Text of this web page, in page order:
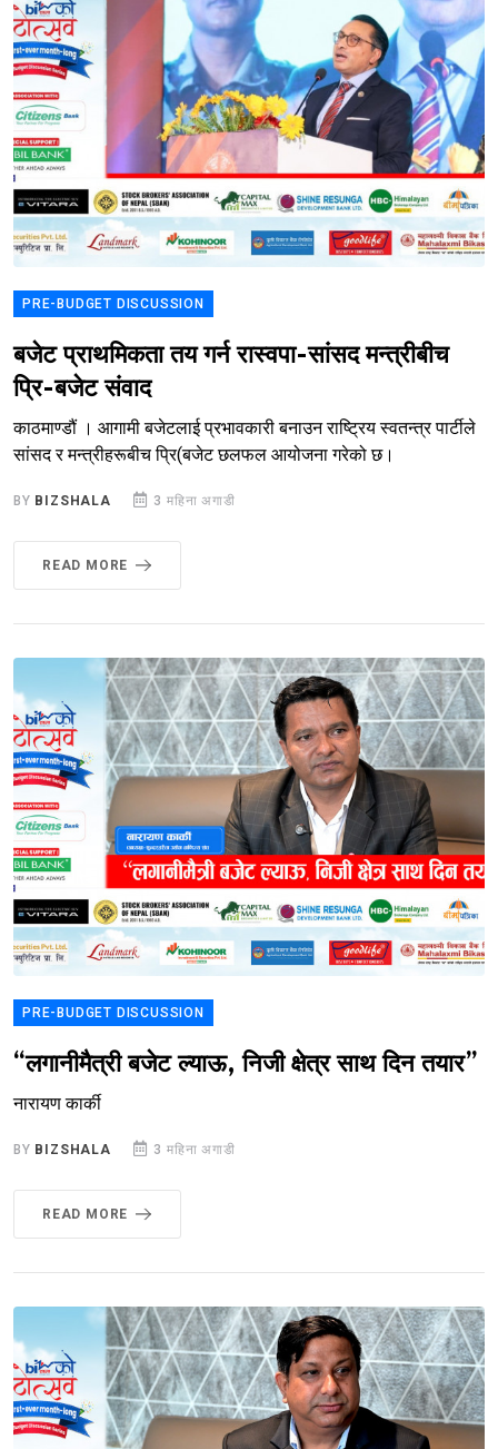
PRE-BUDGET DISCUSSION
बजेट प्राथमिकता तय गर्न रास्वपा-सांसद मन्त्रीबीच
प्रि-बजेट संवाद
काठमाण्डौं । आगामी बजेटलाई प्रभावकारी बनाउन राष्ट्रिय स्वतन्त्र पार्टीले
सांसद र मन्त्रीहरूबीच प्रि(बजेट छलफल आयोजना गरेको छ।
BY BIZSHALA 3 महिना अगाडी
READ MORE
PRE-BUDGET DISCUSSION
“लगानीमैत्री बजेट ल्याऊ, निजी क्षेत्र साथ दिन तयार”
नारायण कार्की
BY BIZSHALA 3 महिना अगाडी
READ MORE